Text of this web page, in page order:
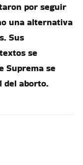
por seguir
una alternativa
Sus
se
Suprema se
del aborto.